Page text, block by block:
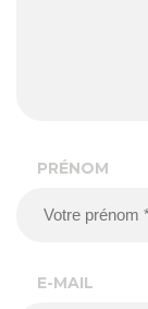
PRÉNOM
E-MAIL